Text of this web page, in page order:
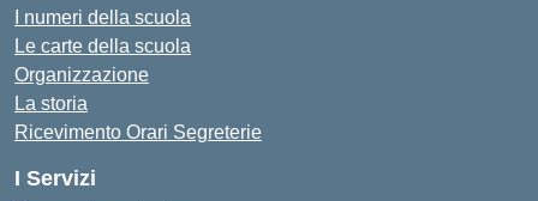
I numeri della scuola
Le carte della scuola
Organizzazione
La storia
Ricevimento Orari Segreterie
I Servizi